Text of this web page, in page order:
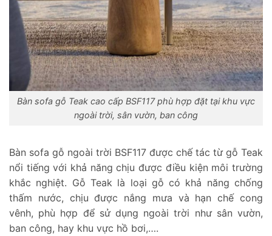
Bàn sofa gỗ Teak cao cấp BSF117 phù hợp đặt tại khu vực
ngoài trời, sân vườn, ban công
Bàn sofa gỗ ngoài trời BSF117 được chế tác từ gỗ Teak
nổi tiếng với khả năng chịu được điều kiện môi trường
khắc nghiệt. Gỗ Teak là loại gỗ có khả năng chống
thấm nước, chịu được nắng mưa và hạn chế cong
vênh, phù hợp để sử dụng ngoài trời như sân vườn,
ban công, hay khu vực hồ bơi,….